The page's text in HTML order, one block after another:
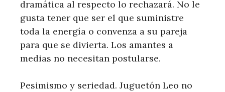
dramática al respecto lo rechazará. No le
gusta tener que ser el que suministre
toda la energía o convenza a su pareja
para que se divierta. Los amantes a
medias no necesitan postularse.
Pesimismo y seriedad. Juguetón Leo no